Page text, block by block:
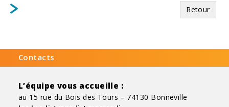
Retour
Contacts
L’équipe vous accueille :
au 15 rue du Bois des Tours – 74130 Bonneville